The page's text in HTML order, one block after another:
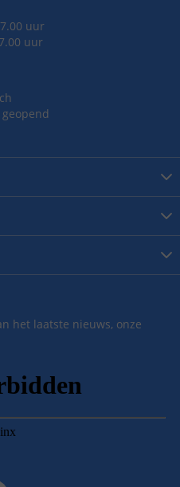
uur
uur
het laatste nieuws, onze